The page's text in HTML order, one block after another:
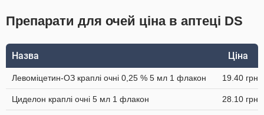
Препарати для очей ціна в аптеці DS
Назва Ціна
Левоміцетин-ОЗ краплі очні 0,25 % 5 мл 1 флакон 19.40 грн
Циделон краплі очні 5 мл 1 флакон 28.10 грн